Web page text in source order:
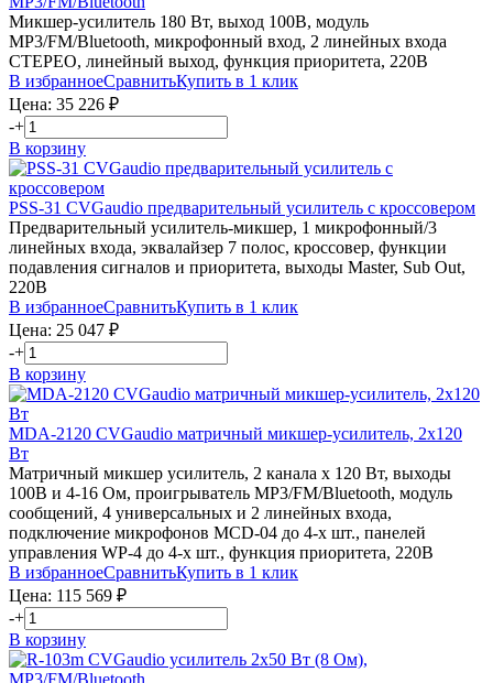
Микшер-усилитель 180 Вт, выход 100В, модуль
MP3/FM/Bluetooth, микрофонный вход, 2 линейных входа
СТЕРЕО, линейный выход, функция приоритета, 220В
В избранноеСравнитьКупить в 1 клик
Цена: 35 226 ₽
-+
В корзину
PSS-31 CVGaudio предварительный усилитель с кроссовером
Предварительный усилитель-микшер, 1 микрофонный/3
линейных входа, эквалайзер 7 полос, кроссовер, функции
подавления сигналов и приоритета, выходы Master, Sub Out,
220В
В избранноеСравнитьКупить в 1 клик
Цена: 25 047 ₽
-+
В корзину
MDA-2120 CVGaudio матричный микшер-усилитель, 2х120
Вт
Матричный микшер усилитель, 2 канала х 120 Вт, выходы
100В и 4-16 Ом, проигрыватель MP3/FM/Bluetooth, модуль
сообщений, 4 универсальных и 2 линейных входа,
подключение микрофонов MCD-04 до 4-х шт., панелей
управления WP-4 до 4-х шт., функция приоритета, 220В
В избранноеСравнитьКупить в 1 клик
Цена: 115 569 ₽
-+
В корзину